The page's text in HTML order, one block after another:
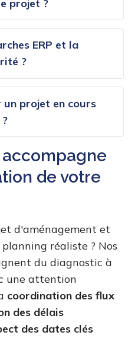
projet ?
ERP et la
?
un projet en cours
accompagne
de votre
d'aménagement et
réaliste ? Nos
du diagnostic à
une attention
coordination des flux
des délais
des dates clés